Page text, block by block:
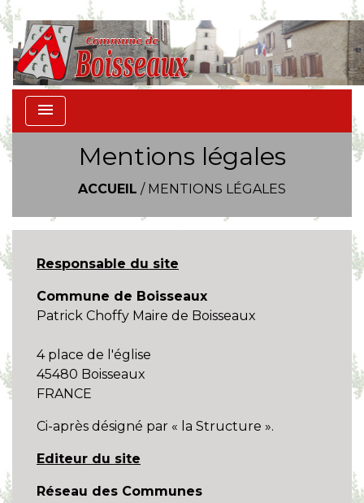
menu
Mentions légales
ACCUEIL / MENTIONS LÉGALES
Responsable du site
Commune de Boisseaux
Patrick Choffy Maire de Boisseaux
4 place de l'église
45480 Boisseaux
FRANCE
Ci-après désigné par « la Structure ».
Editeur du site
Réseau des Communes